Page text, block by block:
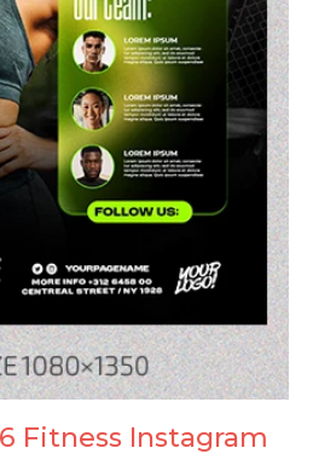
Fitness Instagram